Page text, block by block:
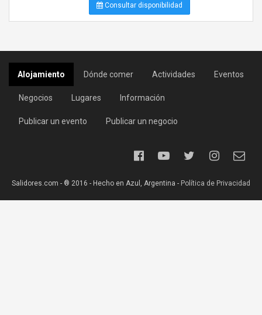
Consultar disponibilidad
Alojamiento Dónde comer Actividades Eventos
Negocios Lugares Información
Publicar un evento Publicar un negocio
Salidores.com - ® 2016 - Hecho en Azul, Argentina - Política de Privacidad